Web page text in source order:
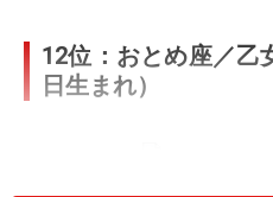
12位：おとめ座／乙
日生まれ）
「おとめ座」の今日の運勢